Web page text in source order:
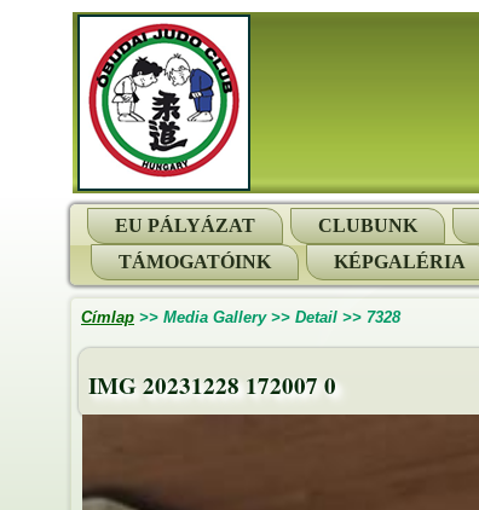
EU PÁLYÁZAT CLUBUNK
TÁMOGATÓINK
KÉPGALÉRIA
Címlap >> Media Gallery>> Detail >> 7328
IMG 20231228 172007 0